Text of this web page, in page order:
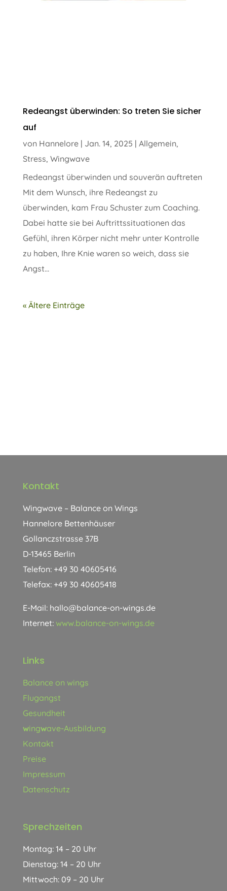
Redeangst überwinden: So treten Sie sicher
auf
von Hannelore| Jan. 14, 2025 | Allgemein,
Stress, Wingwave
Redeangst überwinden und souverän auftreten
Mit dem Wunsch, ihre Redeangst zu
überwinden, kam Frau Schuster zum Coaching.
Dabei hatte sie bei Auftrittssituationen das
Gefühl, ihren Körper nicht mehr unter Kontrolle
zu haben, Ihre Knie waren so weich, dass sie
Angst...
« Ältere Einträge
Kontakt
Wingwave – Balance on Wings
Hannelore Bettenhäuser
Gollanczstrasse 37B
D-13465 Berlin
Telefon: +49 30 40605416
Telefax: +49 30 40605418
E-Mail: hallo@balance-on-wings.de
Internet: www.balance-on-wings.de
Links
Balance on wings
Flugangst
Gesundheit
wingwave-Ausbildung
Kontakt
Preise
Impressum
Datenschutz
Sprechzeiten
Montag: 14 – 20 Uhr
Dienstag: 14 – 20 Uhr
Mittwoch: 09 – 20 Uhr